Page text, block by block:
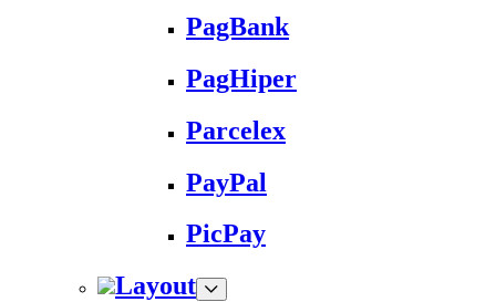
PagBank
PagHiper
Parcelex
PayPal
PicPay
Layout